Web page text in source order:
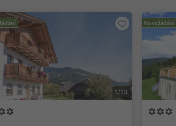
1/13
Na vyžádání